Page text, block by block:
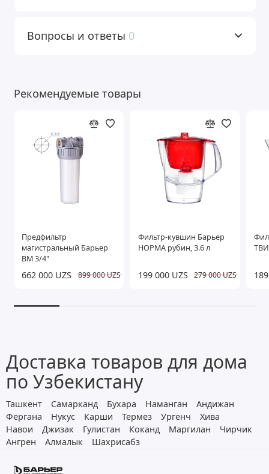
Вопросы и ответы 0
Рекомендуемые товары
Предфильтр
магистральный Барьер
ВМ 3/4"
662 000 UZS 899 000 UZS
Фильтр-кувшин Барьер
НОРМА рубин, 3.6 л
199 000 UZS 279 000 UZS
Доставка товаров для дома
по Узбекистану
Ташкент Самарканд Бухара Наманган
Андижан
Фергана
Нукус Карши Термез Ургенч
Хива
Навои
Джизак Гулистан Коканд Маргилан
Чирчик
Ангрен
Алмалык Шахрисабз